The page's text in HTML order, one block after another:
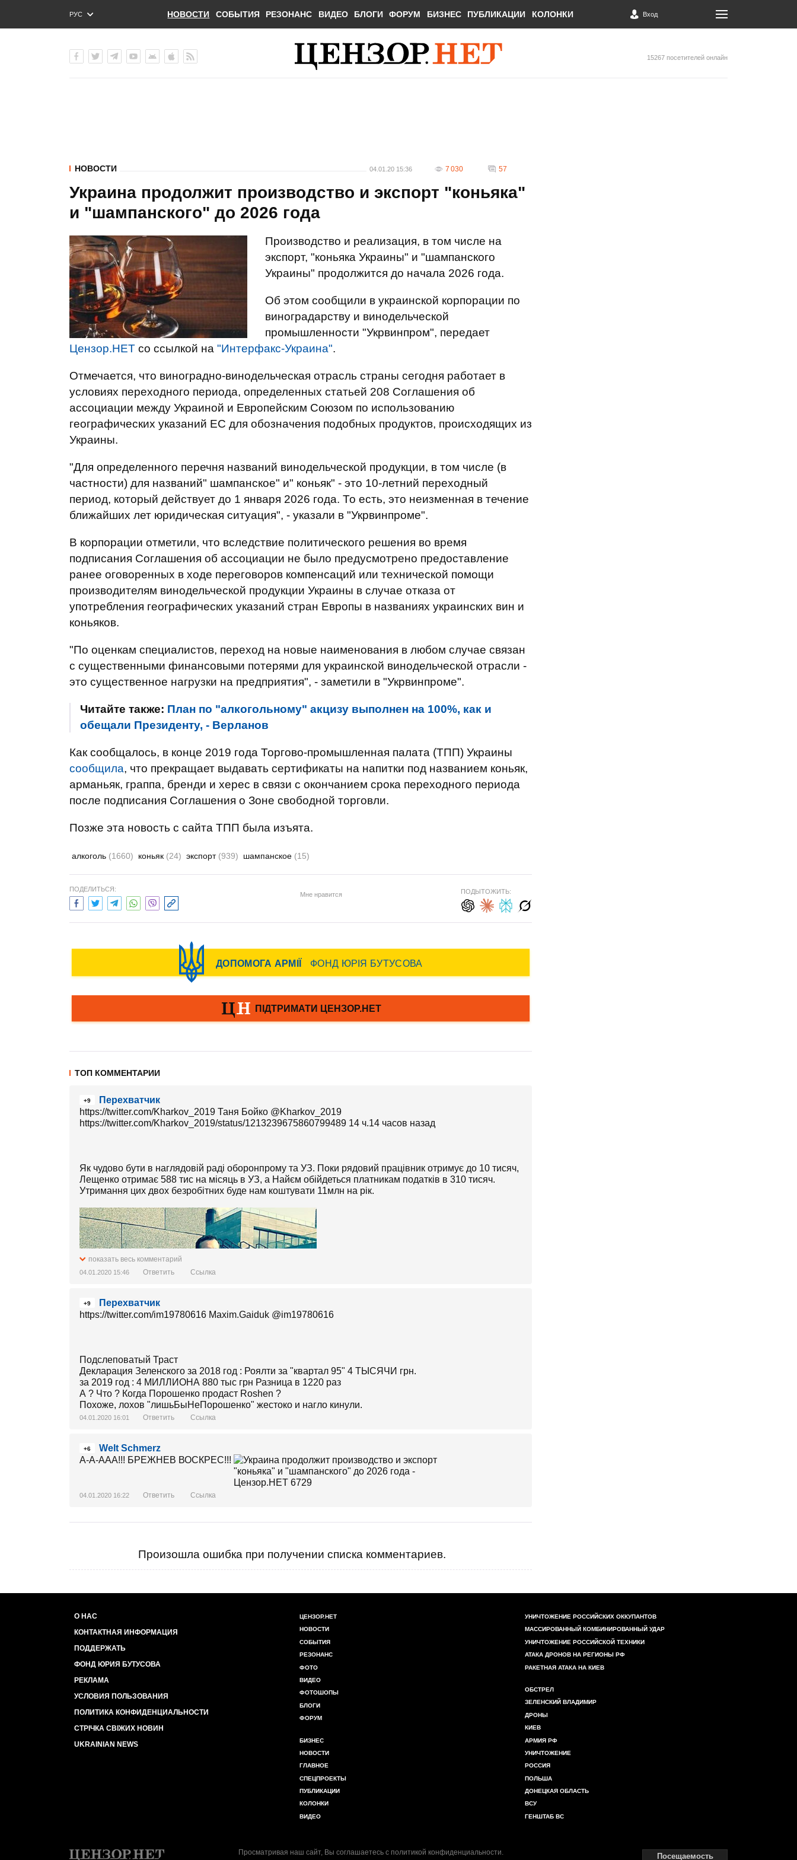
РУС
ENG
НОВОСТИ СОБЫТИЯ РЕЗОНАНС ВИДЕО БЛОГИ ФОРУМ БИЗНЕС ПУБЛИКАЦИИ КОЛОНКИ Вход
15267 посетителей онлайн
НОВОСТИ 04.01.20 15:36 7 030 57
Украина продолжит производство и экспорт "коньяка"
и "шампанского" до 2026 года
Производство и реализация, в том числе на
экспорт, "коньяка Украины" и "шампанского
Украины" продолжится до начала 2026 года.
Об этом сообщили в украинской корпорации по
виноградарству и винодельческой
промышленности "Укрвинпром", передает
Цензор.НЕТ со ссылкой на "Интерфакс-Украина".
Отмечается, что виноградно-винодельческая отрасль страны сегодня работает в
условиях переходного периода, определенных статьей 208 Соглашения об
ассоциации между Украиной и Европейским Союзом по использованию
географических указаний ЕС для обозначения подобных продуктов, происходящих из
Украины.
"Для определенного перечня названий винодельческой продукции, в том числе (в
частности) для названий" шампанское" и" коньяк" - это 10-летний переходный
период, который действует до 1 января 2026 года. То есть, это неизменная в течение
ближайших лет юридическая ситуация", - указали в "Укрвинпроме".
В корпорации отметили, что вследствие политического решения во время
подписания Соглашения об ассоциации не было предусмотрено предоставление
ранее оговоренных в ходе переговоров компенсаций или технической помощи
производителям винодельческой продукции Украины в случае отказа от
употребления географических указаний стран Европы в названиях украинских вин и
коньяков.
"По оценкам специалистов, переход на новые наименования в любом случае связан
с существенными финансовыми потерями для украинской винодельческой отрасли -
это существенное нагрузки на предприятия", - заметили в "Укрвинпроме".
Читайте также: План по "алкогольному" акцизу выполнен на 100%, как и
обещали Президенту, - Верланов
Как сообщалось, в конце 2019 года Торгово-промышленная палата (ТПП) Украины
сообщила, что прекращает выдавать сертификаты на напитки под названием коньяк,
арманьяк, граппа, бренди и херес в связи с окончанием срока переходного периода
после подписания Соглашения о Зоне свободной торговли.
Позже эта новость с сайта ТПП была изъята.
алкоголь (1660) коньяк (24) экспорт (939) шампанское (15)
ПОДЕЛИТЬСЯ:
Мне нравится ПОДЫТОЖИТЬ:
ТОП КОММЕНТАРИИ
+9
Перехватчик
https://twitter.com/Kharkov_2019 Таня Бойко‏ @Kharkov_2019
https://twitter.com/Kharkov_2019/status/1213239675860799489 14 ч.14 часов назад
Як чудово бути в наглядовій раді оборонпрому та УЗ. Поки рядовий працівник отримує до 10 тисяч,
Лещенко отримає 588 тис на місяць в УЗ, а Найєм обійдеться платникам податків в 310 тисяч.
Утримання цих двох безробітних буде нам коштувати 11млн на рік.
показать весь комментарий
04.01.2020 15:46 Ответить Ссылка
+9
Перехватчик
https://twitter.com/im19780616 Махim.Gaiduk‏ @im19780616
Подслеповатый Траст
Декларация Зеленского за 2018 год : Роялти за "квартал 95" 4 ТЫСЯЧИ грн.
за 2019 год : 4 МИЛЛИОНА 880 тыс грн Разница в 1220 раз
А ? Что ? Когда Порошенко продаст Roshen ?
Похоже, лохов "лишьБыНеПорошенко" жестоко и нагло кинули.
04.01.2020 16:01 Ответить Ссылка
+6
Welt Schmerz
А-А-ААА!!! БРЕЖНЕВ ВОСКРЕС!!!
04.01.2020 16:22 Ответить Ссылка
Произошла ошибка при получении списка комментариев.
О НАС
КОНТАКТНАЯ ИНФОРМАЦИЯ
ПОДДЕРЖАТЬ
ФОНД ЮРИЯ БУТУСОВА
РЕКЛАМА
УСЛОВИЯ ПОЛЬЗОВАНИЯ
ПОЛИТИКА КОНФИДЕНЦИАЛЬНОСТИ
СТРІЧКА СВІЖИХ НОВИН
UKRAINIAN NEWS
ЦЕНЗОР.НЕТ
НОВОСТИ
СОБЫТИЯ
РЕЗОНАНС
ФОТО
ВИДЕО
ФОТОШОПЫ
БЛОГИ
ФОРУМ
БИЗНЕС
НОВОСТИ
ГЛАВНОЕ
СПЕЦПРОЕКТЫ
ПУБЛИКАЦИИ
КОЛОНКИ
ВИДЕО
УНИЧТОЖЕНИЕ РОССИЙСКИХ ОККУПАНТОВ
МАССИРОВАННЫЙ КОМБИНИРОВАННЫЙ УДАР
УНИЧТОЖЕНИЕ РОССИЙСКОЙ ТЕХНИКИ
АТАКА ДРОНОВ НА РЕГИОНЫ РФ
РАКЕТНАЯ АТАКА НА КИЕВ
ОБСТРЕЛ
ЗЕЛЕНСКИЙ ВЛАДИМИР
ДРОНЫ
КИЕВ
АРМИЯ РФ
УНИЧТОЖЕНИЕ
РОССИЯ
ПОЛЬША
ДОНЕЦКАЯ ОБЛАСТЬ
ВСУ
ГЕНШТАБ ВС
Просматривая наш сайт, Вы соглашаетесь с политикой конфиденциальности. Посещаемость